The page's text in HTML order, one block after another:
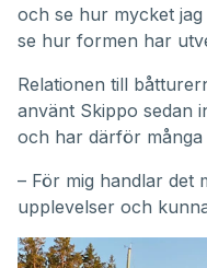
och se hur mycket
se hur formen har
Relationen till
använt Skippo sedan
och har därför
– För mig handlar det
upplevelser och